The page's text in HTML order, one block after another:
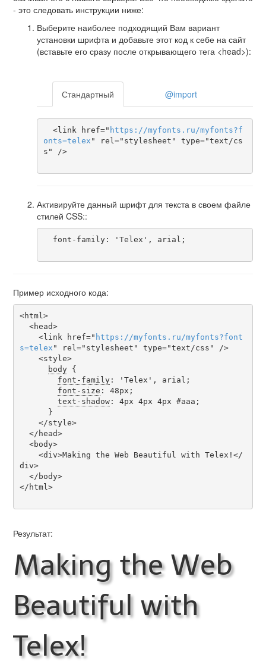
- это следовать инструкции ниже:
Выберите наиболее подходящий Вам вариант
установки шрифта и добавьте этот код к себе на сайт
(вставьте его сразу после открывающего тега <head>):
Стандартный @import
  <link href="
https ://myfonts . ru /myfonts?f
onts=telex " rel="stylesheet" type="text/cs
s" />
Активируйте данный шрифт для текста в своем файле
стилей CSS::
Пример исходного кода:
<html>
    <link href="
https ://myfonts . ru /myfonts?font
s=telex " rel="stylesheet" type="text/css" />
body {
font-family: 'Telex', arial;
font-size : 48px;
text-shadow: 4px 4px 4px #aaa;
div>
</html>
Результат:
Making the Web
Beautiful with
Telex!